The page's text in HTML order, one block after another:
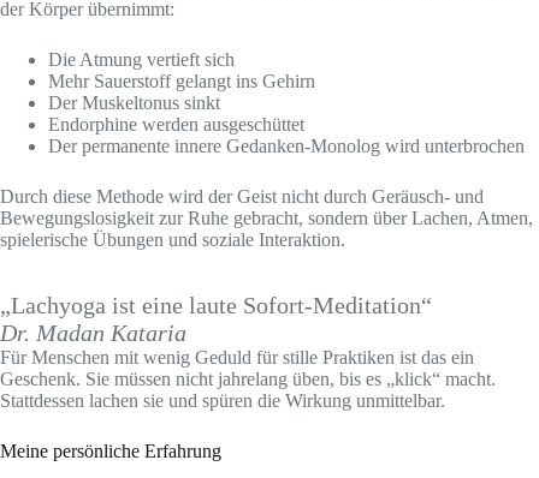
der Körper übernimmt:
Die Atmung vertieft sich
Mehr Sauerstoff gelangt ins Gehirn
Der Muskeltonus sinkt
Endorphine werden ausgeschüttet
Der permanente innere Gedanken-Monolog wird unterbrochen
Durch diese Methode wird der Geist nicht durch Geräusch- und
Bewegungslosigkeit zur Ruhe gebracht, sondern über Lachen, Atmen,
spielerische Übungen und soziale Interaktion.
„Lachyoga ist eine laute Sofort-Meditation“
Dr. Madan Kataria
Für Menschen mit wenig Geduld für stille Praktiken ist das ein
Geschenk. Sie müssen nicht jahrelang üben, bis es „klick“ macht.
Stattdessen lachen sie und spüren die Wirkung unmittelbar.
Meine persönliche Erfahrung